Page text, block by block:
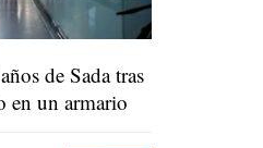
de Sada tras
en un armario